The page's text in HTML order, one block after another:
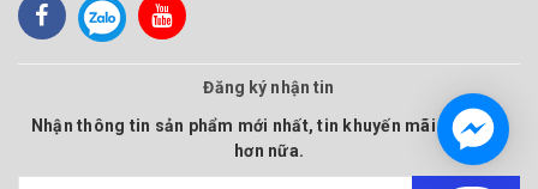
Đăng ký nhận tin
Nhận thông tin sản phẩm mới nhất, tin khuyến mãi và nhiều
hơn nữa.